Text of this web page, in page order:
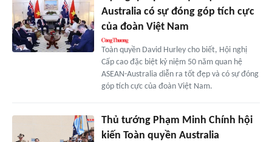
Australia có sự đóng góp tích cực
của đoàn Việt Nam
Toàn quyền David Hurley cho biết, Hội nghị
Cấp cao đặc biệt kỷ niệm 50 năm quan hệ
ASEAN-Australia diễn ra tốt đẹp và có sự đóng
góp tích cực của đoàn Việt Nam.
Thủ tướng Phạm Minh Chính hội
kiến Toàn quyền Australia